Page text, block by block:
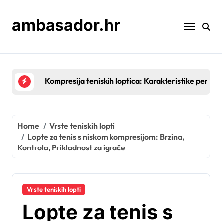
contentambasador.hr
Prirodna guma u teniskim lopticama: Prednosti,
Home
Vrste teniskih lopti
Lopte za tenis s niskom kompresijom: Brzina,
Kontrola, Prikladnost za igrače
Vrste teniskih lopti
Lopte za tenis s